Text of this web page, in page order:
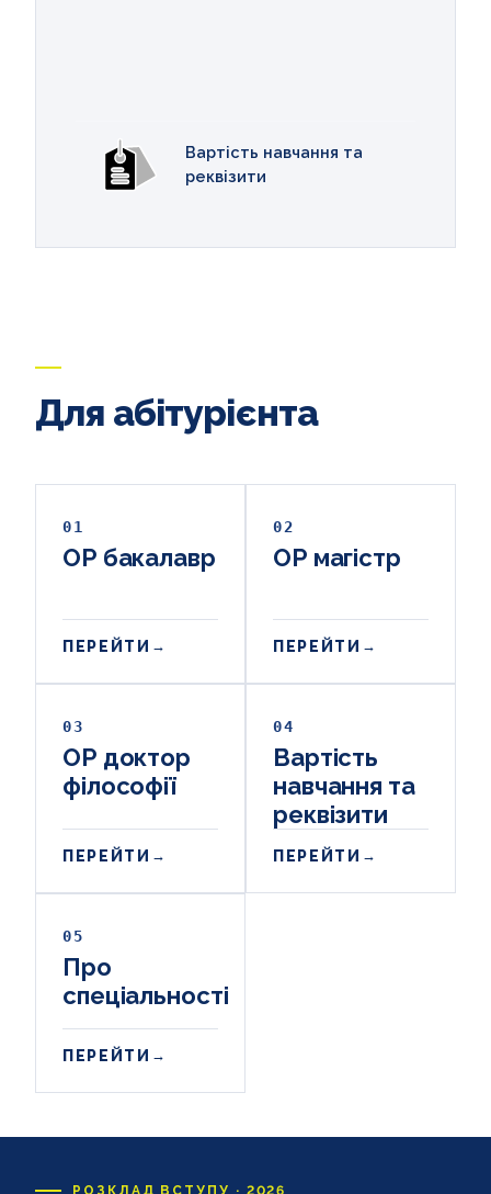
Вартість навчання та
реквізити
Для абітурієнта
01
ОР бакалавр
ПЕРЕЙТИ →
02
ОР магістр
ПЕРЕЙТИ →
03
ОР доктор
філософії
ПЕРЕЙТИ →
04
Вартість
навчання та
реквізити
ПЕРЕЙТИ →
05
Про
спеціальності
ПЕРЕЙТИ →
РОЗКЛАД ВСТУПУ · 2026